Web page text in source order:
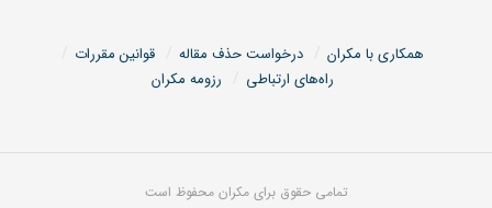
همکاری با مکران درخواست حذف مقاله
قوانین مقررات
راه‌های ارتباطی
رزومه مکران
تمامی حقوق برای مکران محفوظ است